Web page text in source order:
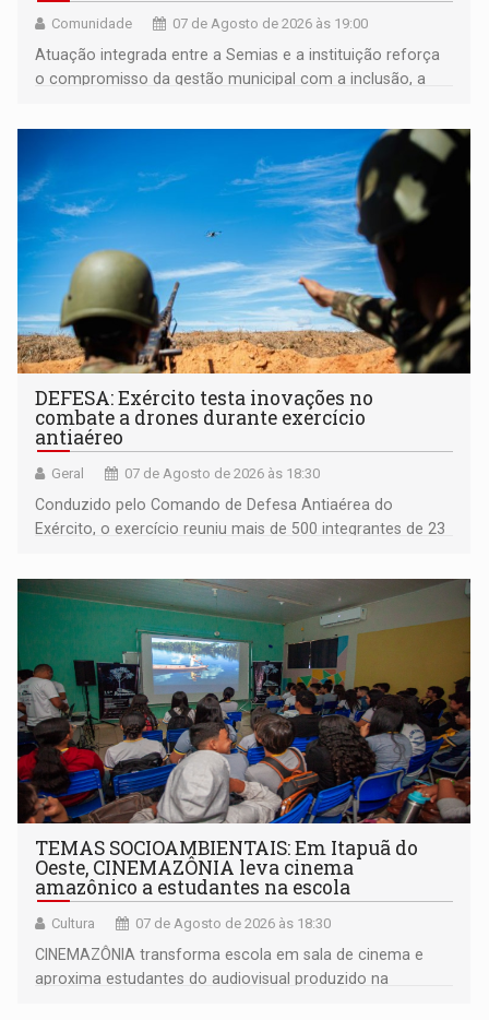
Comunidade 07 de Agosto de 2026 às 19:00
Atuação integrada entre a Semias e a instituição reforça
o compromisso da gestão municipal com a inclusão, a
DEFESA: Exército testa inovações no
combate a drones durante exercício
antiaéreo
Geral 07 de Agosto de 2026 às 18:30
Conduzido pelo Comando de Defesa Antiaérea do
Exército, o exercício reuniu mais de 500 integrantes de 23
TEMAS SOCIOAMBIENTAIS: Em Itapuã do
Oeste, CINEMAZÔNIA leva cinema
amazônico a estudantes na escola
Cultura 07 de Agosto de 2026 às 18:30
CINEMAZÔNIA transforma escola em sala de cinema e
aproxima estudantes do audiovisual produzido na